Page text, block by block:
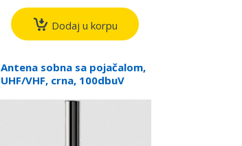
Dodaj u korpu
Antena sobna sa pojačalom,
UHF/VHF, crna, 100dbuV